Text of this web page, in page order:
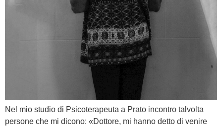
Nel mio studio di Psicoterapeuta a Prato incontro talvolta
persone che mi dicono: «Dottore, mi hanno detto di venire